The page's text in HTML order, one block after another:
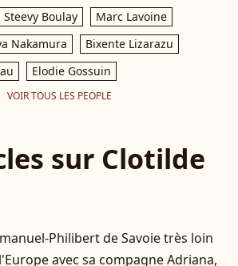
Steevy Boulay
Marc Lavoine
Nakamura
Bixente Lizarazu
Elodie Gossuin
VOIR TOUS LES PEOPLE
sur Clotilde
Philibert de Savoie très loin
avec sa compagne Adriana,